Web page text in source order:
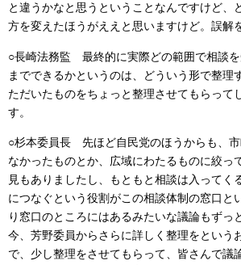
と違うかなと思うということなんですけど、
方を変えたほうがええと思いますけど。誤解
○長崎法務監 最終的に実際どの範囲で相談を
までできるかというのは、どういう形で整理
ただいたものをちょっと整理させてもらって
す。
○杉本委員長 先ほど自民党のほうからも、市
なかったものとか、広域にわたるものに絞っ
見もありましたし、もともと相談は入ってく
につなぐという役割がこの相談体制の窓口と
り窓口のところにはあるみたいな議論もずっ
今、芳野委員からさらに詳しく整理をという
で、少し整理をさせてもらって、皆さんで議